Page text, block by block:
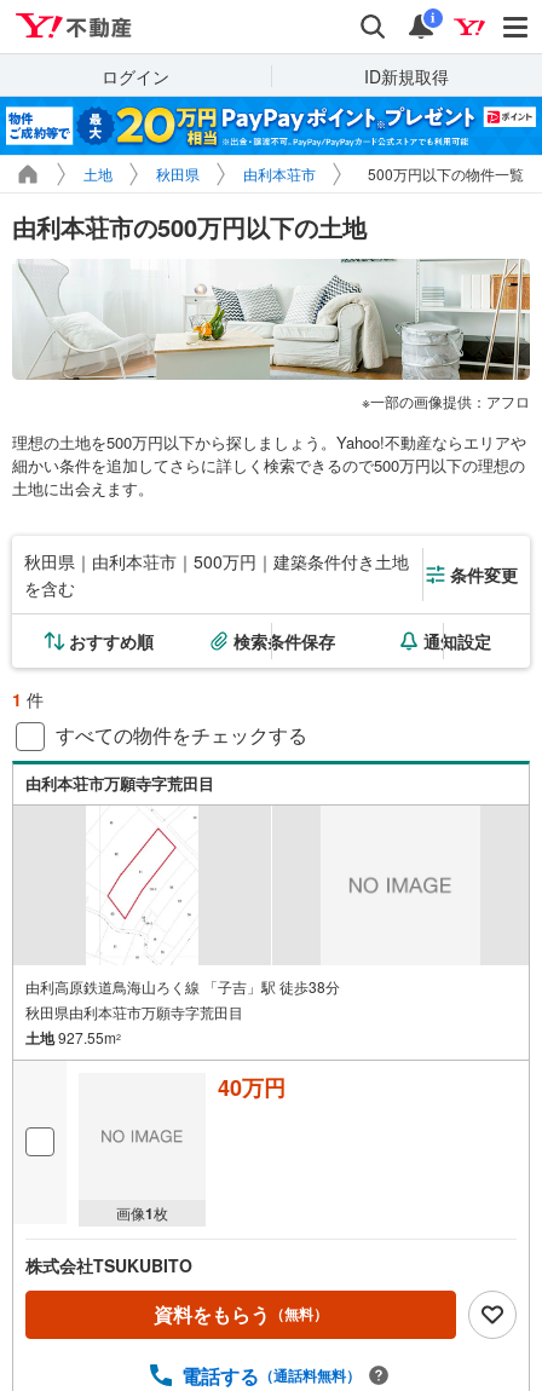
検索 通知
i
ログイン ID新規取得
土地 秋田県 由利本荘市 500万円以下の物件一覧
由利本荘市の500万円以下の土地
一部の画像提供：アフロ
理想の土地を500万円以下から探しましょう。Yahoo!不動産ならエリアや
細かい条件を追加してさらに詳しく検索できるので500万円以下の理想の
土地に出会えます。
秋田県｜由利本荘市｜500万円｜建築条件付き土地
を含む
条件変更
おすすめ順 検索条件保存 通知設定
1 件
すべての物件をチェックする
由利本荘市万願寺字荒田目
由利高原鉄道鳥海山ろく線 「子吉」駅 徒歩38分
秋田県由利本荘市万願寺字荒田目
土地927.55m2
画像1枚
40万円
株式会社TSUKUBITO
資料をもらう （無料）
電話する （通話料無料）